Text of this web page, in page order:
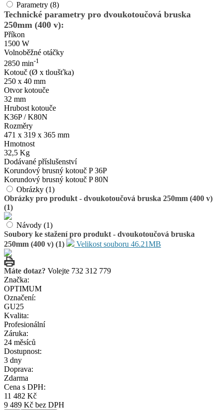
Parametry (8)
Technické parametry pro dvoukotoučová bruska
250mm (400 v):
Příkon
1500 W
Volnoběžné otáčky
2850 min-1
Kotouč (Ø x tloušťka)
250 x 40 mm
Otvor kotouče
32 mm
Hrubost kotouče
K36P / K80N
Rozměry
471 x 319 x 365 mm
Hmotnost
32,5 Kg
Dodávané příslušenství
Korundový brusný kotouč P 36P
Korundový brusný kotouč P 80N
Obrázky (1)
Obrázky pro produkt - dvoukotoučová bruska 250mm (400 v)
(1)
Návody (1)
Soubory ke stažení pro produkt - dvoukotoučová bruska
250mm (400 v) (1)
Velikost souboru 46.21MB
Máte dotaz? Volejte 732 312 779
Značka:
OPTIMUM
Označení:
GU25
Kvalita:
Profesionální
Záruka:
24 měsíců
Dostupnost:
3 dny
Doprava:
Zdarma
Cena s DPH:
11 482 Kč
9 489 Kč bez DPH